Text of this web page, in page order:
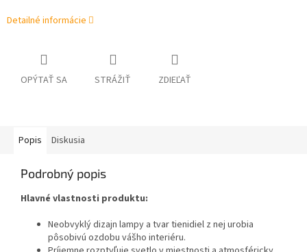
Detailné informácie
OPÝTAŤ SA STRÁŽIŤ ZDIEĽAŤ
Popis Diskusia
Podrobný popis
Hlavné vlastnosti produktu:
Neobvyklý dizajn lampy a tvar tienidiel z nej urobia
pôsobivú ozdobu vášho interiéru.